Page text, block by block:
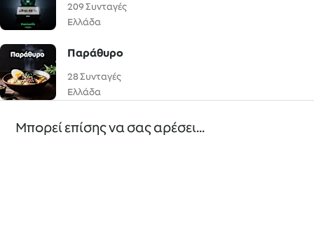
209 Συνταγές
Ελλάδα
Παράθυρο
28 Συνταγές
Ελλάδα
Μπορεί επίσης να σας αρέσει...